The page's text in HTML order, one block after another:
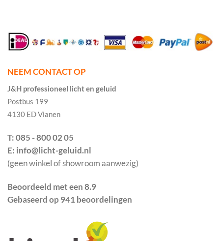
NEEM CONTACT OP
J&H professioneel licht en geluid
Postbus 199
4130 ED Vianen
T: 085 - 800 02 05
E: info@licht-geluid.nl
(geen winkel of showroom aanwezig)
Beoordeeld met een 8.9
Gebaseerd op 941 beoordelingen